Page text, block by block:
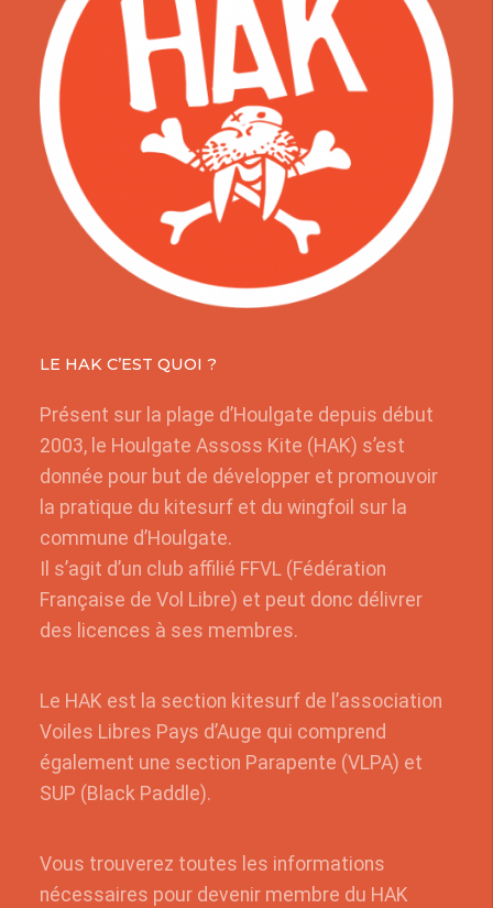
LE HAK C’EST QUOI ?
Présent sur la plage d’Houlgate depuis début
2003, le Houlgate Assoss Kite (HAK) s’est
donnée pour but de développer et promouvoir
la pratique du kitesurf et du wingfoil sur la
commune d’Houlgate.
Il s’agit d’un club affilié FFVL (Fédération
Française de Vol Libre) et peut donc délivrer
des licences à ses membres.
Le HAK est la section kitesurf de l’association
Voiles Libres Pays d’Auge qui comprend
également une section Parapente (VLPA) et
SUP (Black Paddle).
Vous trouverez toutes les informations
nécessaires pour devenir membre du HAK